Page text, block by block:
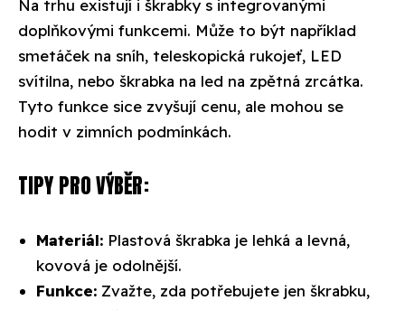
Na trhu existují i škrabky s integrovanými
doplňkovými funkcemi. Může to být například
smetáček na sníh, teleskopická rukojeť, LED
svítilna, nebo škrabka na led na zpětná zrcátka.
Tyto funkce sice zvyšují cenu, ale mohou se
hodit v zimních podmínkách.
TIPY PRO VÝBĚR:
Materiál: Plastová škrabka je lehká a levná,
kovová je odolnější.
Funkce: Zvažte, zda potřebujete jen škrabku,